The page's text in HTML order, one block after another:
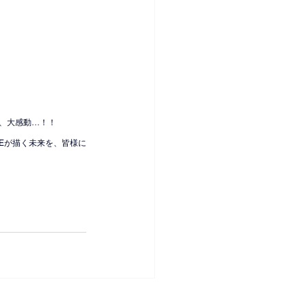
大感動…！！
描く未来を、皆様に